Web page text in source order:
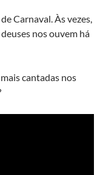
Carnaval. Às vezes,
nos ouvem há
cantadas nos